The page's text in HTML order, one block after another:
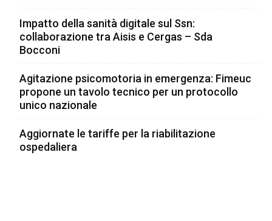
Impatto della sanità digitale sul Ssn:
collaborazione tra Aisis e Cergas – Sda
Bocconi
Agitazione psicomotoria in emergenza: Fimeuc
propone un tavolo tecnico per un protocollo
unico nazionale
Aggiornate le tariffe per la riabilitazione
ospedaliera